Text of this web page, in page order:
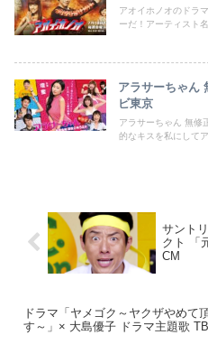
アオイホノオのドラ
ーだ！アーティスト
アラサーちゃん
ビ東京
アラサーちゃん 無修
的なキスを私にして
サント
クト 「
CM
ドラマ「ヤメゴク～ヤクザやめて
す～」× 大島優子 ドラマ主題歌